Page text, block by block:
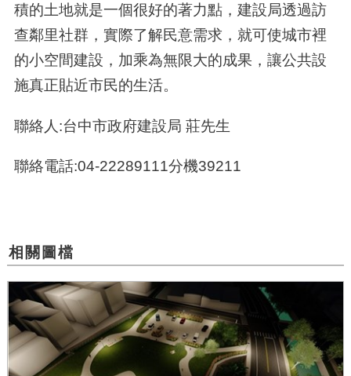
積的土地就是一個很好的著力點，建設局透過訪
查鄰里社群，實際了解民意需求，就可使城市裡
的小空間建設，加乘為無限大的成果，讓公共設
施真正貼近市民的生活。
聯絡人:台中市政府建設局 莊先生
聯絡電話:04-22289111分機39211
相關圖檔